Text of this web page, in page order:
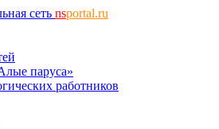
сеть nsportal.ru
паруса»
работников